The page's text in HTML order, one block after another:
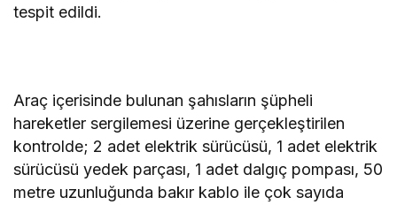
tespit edildi.
Araç içerisinde bulunan şahısların şüpheli
hareketler sergilemesi üzerine gerçekleştirilen
kontrolde; 2 adet elektrik sürücüsü, 1 adet elektrik
sürücüsü yedek parçası, 1 adet dalgıç pompası, 50
metre uzunluğunda bakır kablo ile çok sayıda